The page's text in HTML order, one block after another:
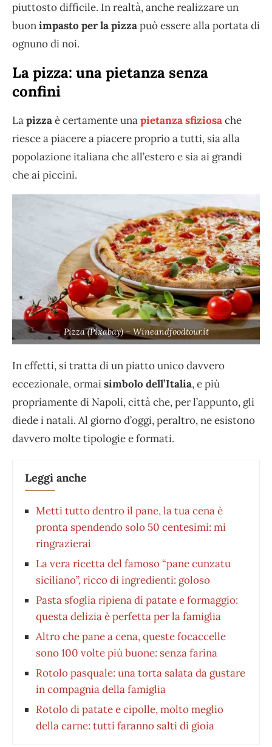
piuttosto difficile. In realtà, anche realizzare un
buonimpasto per la pizzapuò essere alla portata di
ognuno di noi.
La pizza: una pietanza senza
confini
Lapizzaè certamente unapietanza sfiziosache
riesce a piacere a piacere proprio a tutti, sia alla
popolazione italiana che all’estero e sia ai grandi
che ai piccini.
Pizza (Pixabay) – Wineandfoodtour.it
In effetti, si tratta di un piatto unico davvero
eccezionale, ormaisimbolo dell’Italia, e più
propriamente di Napoli, città che, per l’appunto, gli
diede i natali. Al giorno d’oggi, peraltro, ne esistono
davvero molte tipologie e formati.
Leggi anche
Metti tutto dentro il pane, la tua cena è
pronta spendendo solo 50 centesimi: mi
ringrazierai
La vera ricetta del famoso “pane cunzatu
siciliano”, ricco di ingredienti: goloso
Pasta sfoglia ripiena di patate e formaggio:
questa delizia è perfetta per la famiglia
Altro che pane a cena, queste focaccelle
sono 100 volte più buone: senza farina
Rotolo pasquale: una torta salata da gustare
in compagnia della famiglia
Rotolo di patate e cipolle, molto meglio
della carne: tutti faranno salti di gioia